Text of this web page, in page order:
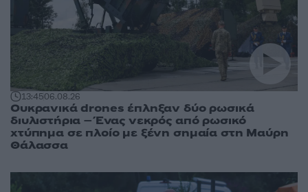
13:4506.08.26
Ουκρανικά drones έπληξαν δύο ρωσικά
διυλιστήρια – Ένας νεκρός από ρωσικό
χτύπημα σε πλοίο με ξένη σημαία στη Μαύρη
Θάλασσα